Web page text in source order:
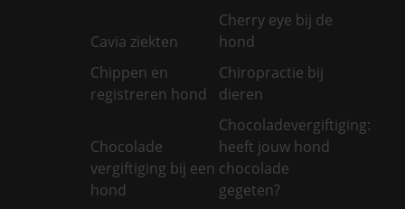
Cavia ziekten
Cherry eye bij de
hond
Chippen en
registreren hond
Chiropractie bij
dieren
Chocolade
vergiftiging bij een
hond
Chocoladevergiftiging:
heeft jouw hond
chocolade
gegeten?